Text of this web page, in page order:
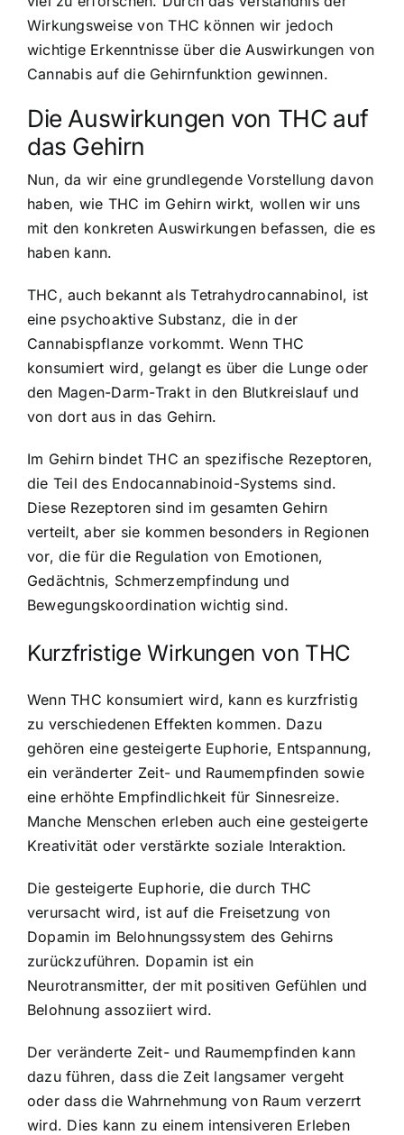
Wirkungsweise von THC können wir jedoch
wichtige Erkenntnisse über die Auswirkungen von
Cannabis auf die Gehirnfunktion gewinnen.
Die Auswirkungen von THC auf
das Gehirn
Nun, da wir eine grundlegende Vorstellung davon
haben, wie THC im Gehirn wirkt, wollen wir uns
mit den konkreten Auswirkungen befassen, die es
haben kann.
THC, auch bekannt als Tetrahydrocannabinol, ist
eine psychoaktive Substanz, die in der
Cannabispflanze vorkommt. Wenn THC
konsumiert wird, gelangt es über die Lunge oder
den Magen-Darm-Trakt in den Blutkreislauf und
von dort aus in das Gehirn.
Im Gehirn bindet THC an spezifische Rezeptoren,
die Teil des Endocannabinoid-Systems sind.
Diese Rezeptoren sind im gesamten Gehirn
verteilt, aber sie kommen besonders in Regionen
vor, die für die Regulation von Emotionen,
Gedächtnis, Schmerzempfindung und
Bewegungskoordination wichtig sind.
Kurzfristige Wirkungen von THC
Wenn THC konsumiert wird, kann es kurzfristig
zu verschiedenen Effekten kommen. Dazu
gehören eine gesteigerte Euphorie, Entspannung,
ein veränderter Zeit- und Raumempfinden sowie
eine erhöhte Empfindlichkeit für Sinnesreize.
Manche Menschen erleben auch eine gesteigerte
Kreativität oder verstärkte soziale Interaktion.
Die gesteigerte Euphorie, die durch THC
verursacht wird, ist auf die Freisetzung von
Dopamin im Belohnungssystem des Gehirns
zurückzuführen. Dopamin ist ein
Neurotransmitter, der mit positiven Gefühlen und
Belohnung assoziiert wird.
Der veränderte Zeit- und Raumempfinden kann
dazu führen, dass die Zeit langsamer vergeht
oder dass die Wahrnehmung von Raum verzerrt
wird. Dies kann zu einem intensiveren Erleben